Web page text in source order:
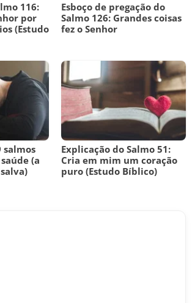
116:
por
(Estudo
Esboço de pregação do
Salmo 126: Grandes coisas
fez o Senhor
salmos
(a
Explicação do Salmo 51:
Cria em mim um coração
puro (Estudo Bíblico)